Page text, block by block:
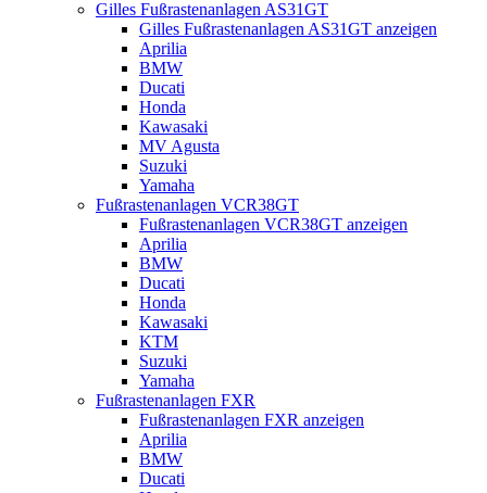
Gilles Fußrastenanlagen AS31GT
Gilles Fußrastenanlagen AS31GT anzeigen
Aprilia
BMW
Ducati
Honda
Kawasaki
MV Agusta
Suzuki
Yamaha
Fußrastenanlagen VCR38GT
Fußrastenanlagen VCR38GT anzeigen
Aprilia
BMW
Ducati
Honda
Kawasaki
KTM
Suzuki
Yamaha
Fußrastenanlagen FXR
Fußrastenanlagen FXR anzeigen
Aprilia
BMW
Ducati